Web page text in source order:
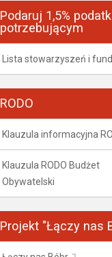
Podaruj 1,5%
potrzebującym
Lista stowarzyszeń i
RODO
Klauzula informacyjna
Klauzula RODO Budżet
Obywatelski
Projekt "Łączy nas